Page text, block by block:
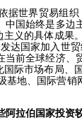
世界贸易组织
中国始终是多边
主义的具体成果
达国家加入世
当前全球经济、
国际市场布局、
基地、国际营销
阿拉伯国家投资